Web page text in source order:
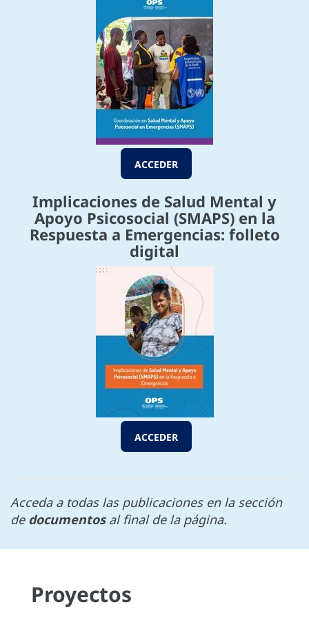
ACCEDER
Implicaciones de Salud Mental y
Apoyo Psicosocial (SMAPS) en la
Respuesta a Emergencias: folleto
digital
ACCEDER
Acceda a todas las publicaciones en la sección
de documentosal final de la página.
Proyectos